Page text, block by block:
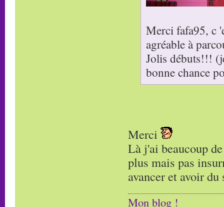
Merci fafa95, c
agréable à
Jolis débuts!!!
bonne chance
Merci
Là j'ai beaucoup
plus mais pas
avancer et avoir
Mon blog !